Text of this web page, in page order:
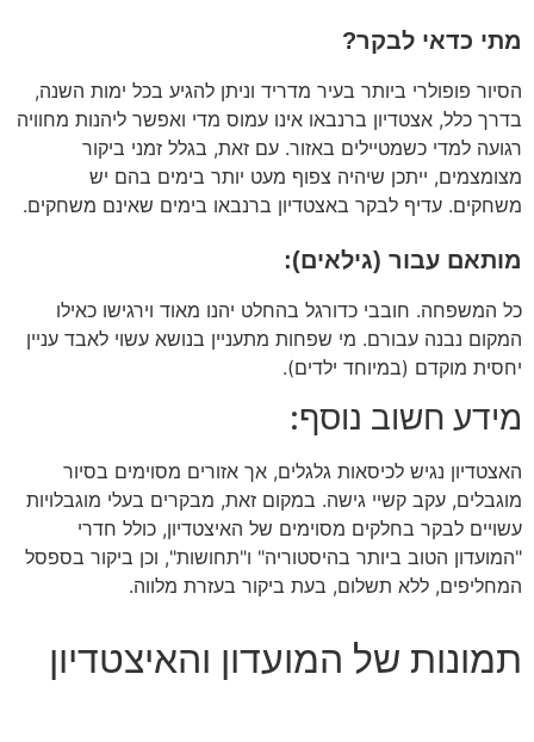
מתי כדאי לבקר?
הסיור פופולרי ביותר בעיר מדריד וניתן להגיע בכל ימות השנה,
בדרך כלל, אצטדיון ברנבאו אינו עמוס מדי ואפשר ליהנות מחוויה
רגועה למדי כשמטיילים באזור. עם זאת, בגלל זמני ביקור
מצומצמים, ייתכן שיהיה צפוף מעט יותר בימים בהם יש
משחקים. עדיף לבקר באצטדיון ברנבאו בימים שאינם משחקים.
מותאם עבור (גילאים):
כל המשפחה. חובבי כדורגל בהחלט יהנו מאוד וירגישו כאילו
המקום נבנה עבורם. מי שפחות מתעניין בנושא עשוי לאבד עניין
יחסית מוקדם (במיוחד ילדים).
מידע חשוב נוסף:
האצטדיון נגיש לכיסאות גלגלים, אך אזורים מסוימים בסיור
מוגבלים, עקב קשיי גישה. במקום זאת, מבקרים בעלי מוגבלויות
עשויים לבקר בחלקים מסוימים של האיצטדיון, כולל חדרי
"המועדון הטוב ביותר בהיסטוריה" ו"תחושות", וכן ביקור בספסל
המחליפים, ללא תשלום, בעת ביקור בעזרת מלווה.
תמונות של המועדון והאיצטדיון